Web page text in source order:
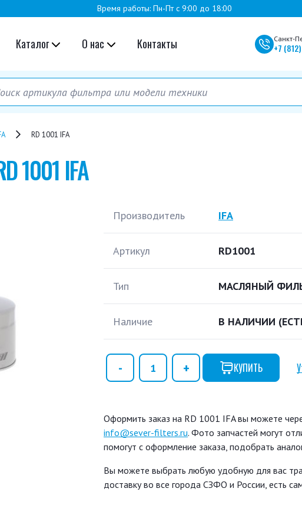
Время работы: Пн-Пт с 9:00 до 18:00
Каталог О нас Контакты Санкт-
+7 (812)
RD 1001 IFA
1001 IFA
Производитель IFA
Артикул RD1001
Тип МАСЛЯНЫЙ
Наличие В НАЛИЧИИ
КУПИТЬ
Оформить заказ на RD 1001 IFA вы можете
info@sever-filters.ru. Фото запчастей могут
помогут с оформление заказа, подобрать
Вы можете выбрать любую удобную для вас
доставку во все города СЗФО и России, есть